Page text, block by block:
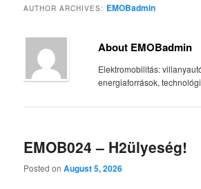
AUTHOR ARCHIVES: EMOBadmin
About EMOBadmin
Elektromobilitás:
energiaforrások,
EMOB024 – H2ülyeség!
Posted onAugust 5, 2026